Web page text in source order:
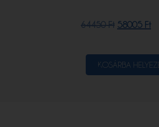
64450Ft 58005 Ft
KOSÁRBA